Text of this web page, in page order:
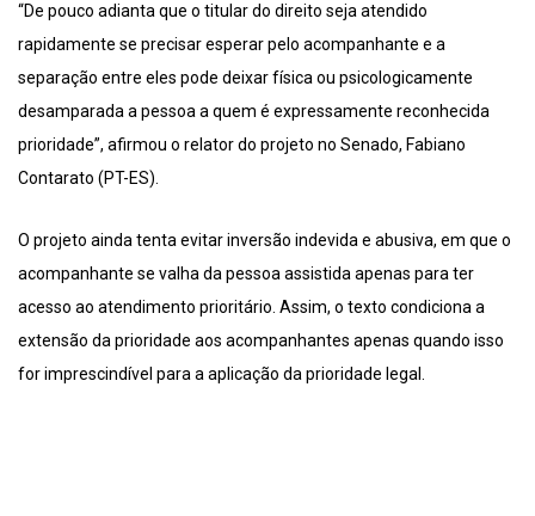
“De pouco adianta que o titular do direito seja atendido
rapidamente se precisar esperar pelo acompanhante e a
separação entre eles pode deixar física ou psicologicamente
desamparada a pessoa a quem é expressamente reconhecida
prioridade”, afirmou o relator do projeto no Senado, Fabiano
Contarato (PT-ES).
O projeto ainda tenta evitar inversão indevida e abusiva, em que o
acompanhante se valha da pessoa assistida apenas para ter
acesso ao atendimento prioritário. Assim, o texto condiciona a
extensão da prioridade aos acompanhantes apenas quando isso
for imprescindível para a aplicação da prioridade legal.